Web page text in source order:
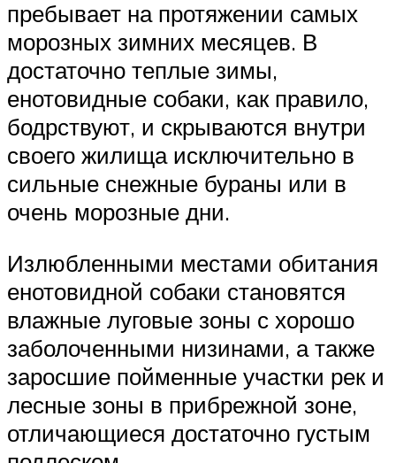
пребывает на протяжении самых
морозных зимних месяцев. В
достаточно теплые зимы,
енотовидные собаки, как правило,
бодрствуют, и скрываются внутри
своего жилища исключительно в
сильные снежные бураны или в
очень морозные дни.
Излюбленными местами обитания
енотовидной собаки становятся
влажные луговые зоны с хорошо
заболоченными низинами, а также
заросшие пойменные участки рек и
лесные зоны в прибрежной зоне,
отличающиеся достаточно густым